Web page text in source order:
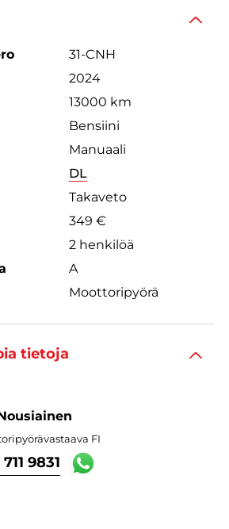
31-CNH
2024
13000 km
Bensiini
Manuaali
DL
Takaveto
349 €
2 henkilöä
A
Moottoripyörä
tietoja
FI
9831